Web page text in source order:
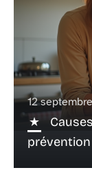
12
prévention